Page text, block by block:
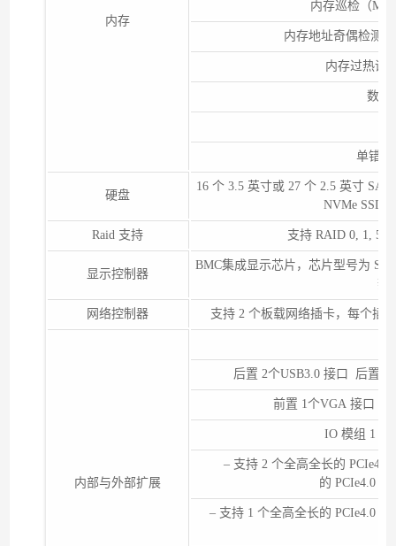
内存
内存巡检（
内存地址奇偶检测保
内存过热调
数据
单错纠
硬盘
16 个 3.5 英寸或 27 个 2.5 英寸
NVMe SSD
Raid 支持 支持 RAID 0, 1, 5,
显示控制器
BMC集成显示芯片，芯片型号为
辨
网络控制器 支持 2 个板载网络插卡，每个插
内部与外部扩展
后置 2个USB3.0 接口 后置
前置 1个VGA 接口 后
IO 模组 1 和
– 支持 2 个全高全长的
的 PCIe4.0
– 支持 1 个全高全长的 PCIe4.0